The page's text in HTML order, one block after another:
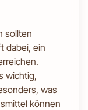
sollten
dabei, ein
wichtig,
was
können